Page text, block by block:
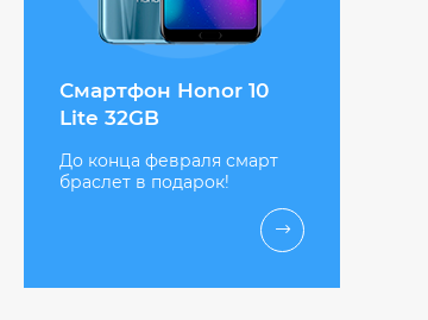
Смартфон Honor 10
Lite 32GB
До конца февраля смарт
браслет в подарок!
Nokia 222 SS, Black
Gigaset C530A Duo